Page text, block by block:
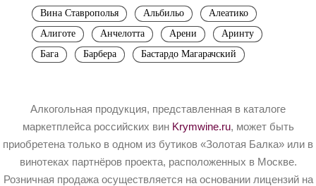
Вина Ставрополья Альбильо
Алеатико
Алиготе
Анчелотта Арени
Аринту
Бага
Барбера Бастардо Магарачский
Алкогольная продукция, представленная в каталоге
маркетплейса российских вин Krymwine.ru, может быть
приобретена только в одном из бутиков «Золотая Балка» или в
винотеках партнёров проекта, расположенных в Москве.
Розничная продажа осуществляется на основании лицензий на